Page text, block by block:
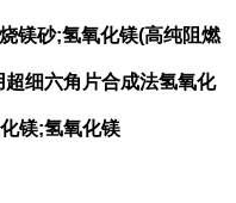
镁砂;氢氧化镁(高纯阻燃
细六角片合成法氢氧化
镁;氢氧化镁